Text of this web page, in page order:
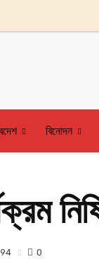
বিনোদন
0